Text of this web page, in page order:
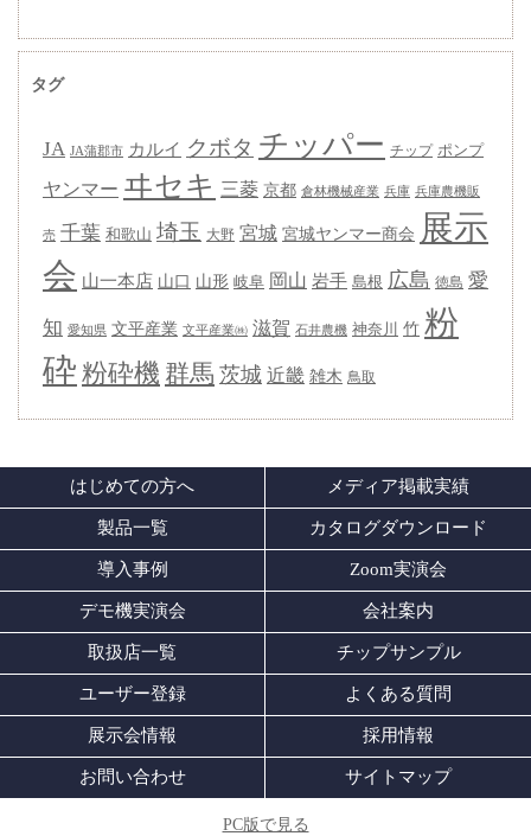
タグ
JA JA蒲郡市 カルイ クボタ チッパー チップ ポンプ
ヤンマー ヰセキ 三菱 京都 倉林機械産業 兵庫 兵庫農機販
売 千葉 和歌山 埼玉 大野 宮城 宮城ヤンマー商会 展示
会 山一本店 山口 山形 岐阜 岡山 岩手 島根 広島 徳島 愛
知 愛知県 文平産業 文平産業㈱ 滋賀 石井農機 神奈川 竹 粉
砕 粉砕機 群馬 茨城 近畿 雑木 鳥取
はじめての方へ メディア掲載実績
製品一覧 カタログダウンロード
導入事例 Zoom実演会
デモ機実演会 会社案内
取扱店一覧 チップサンプル
ユーザー登録 よくある質問
展示会情報 採用情報
お問い合わせ サイトマップ
PC版で見る